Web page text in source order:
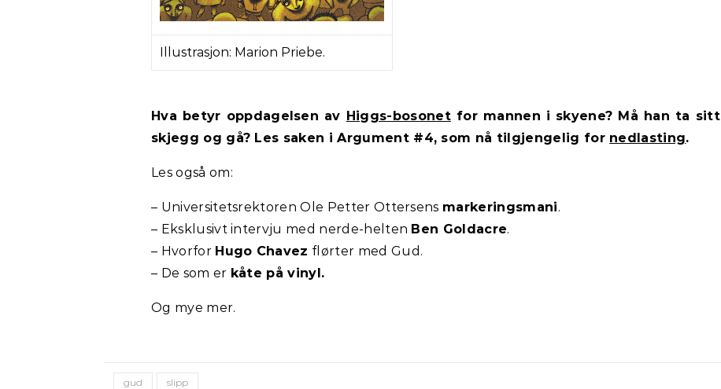
Illustrasjon: Marion Priebe.
Hva betyr oppdagelsen av Higgs-bosonetfor mannen i skyene? Må han ta sitt
skjegg og gå? Les saken i Argument #4, som nå tilgjengelig for nedlasting.
Les også om:
– Universitetsrektoren Ole Petter Ottersens markeringsmani.
– Eksklusivt intervju med nerde-helten Ben Goldacre.
– Hvorfor Hugo Chavez flørter med Gud.
– De som er kåte på vinyl.
Og mye mer.
gud slipp